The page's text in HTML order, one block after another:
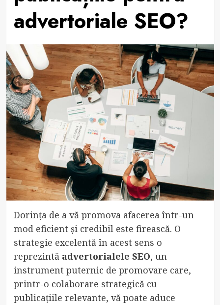
advertoriale SEO?
Dorința de a vă promova afacerea într-un
mod eficient și credibil este firească. O
strategie excelentă în acest sens o
reprezintă advertorialele SEO, un
instrument puternic de promovare care,
printr-o colaborare strategică cu
publicațiile relevante, vă poate aduce